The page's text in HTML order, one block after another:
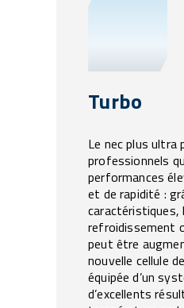
Turbo
Le nec plus ultra
professionnels
performances
et de rapidité :
caractéristiques,
refroidissement
peut être
nouvelle cellule
équipée d’un
d’excellents